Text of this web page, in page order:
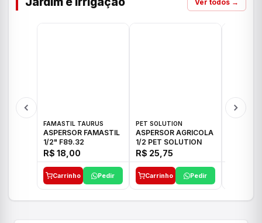
Ver todos →
FAMASTIL TAURUS
ASPERSOR FAMASTIL
1/2" F89.32
R$ 18,00
Carrinho Pedir
PET SOLUTION
ASPERSOR AGRICOLA
1/2 PET SOLUTION
R$ 25,75
Carrinho Pedir